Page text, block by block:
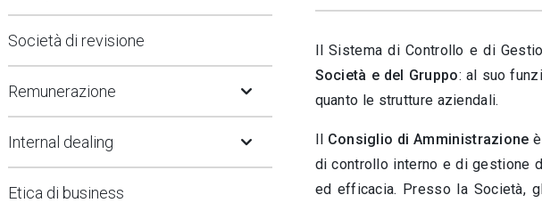
Società di revisione
Remunerazione Open Submenu
Internal dealing Open Submenu
Etica di business
Il Sistema di Controllo e di
Società e del Gruppo: al suo
quanto le strutture aziendali.
Il Consiglio di Amministrazione
di controllo interno e di gestione
ed efficacia. Presso la Società,